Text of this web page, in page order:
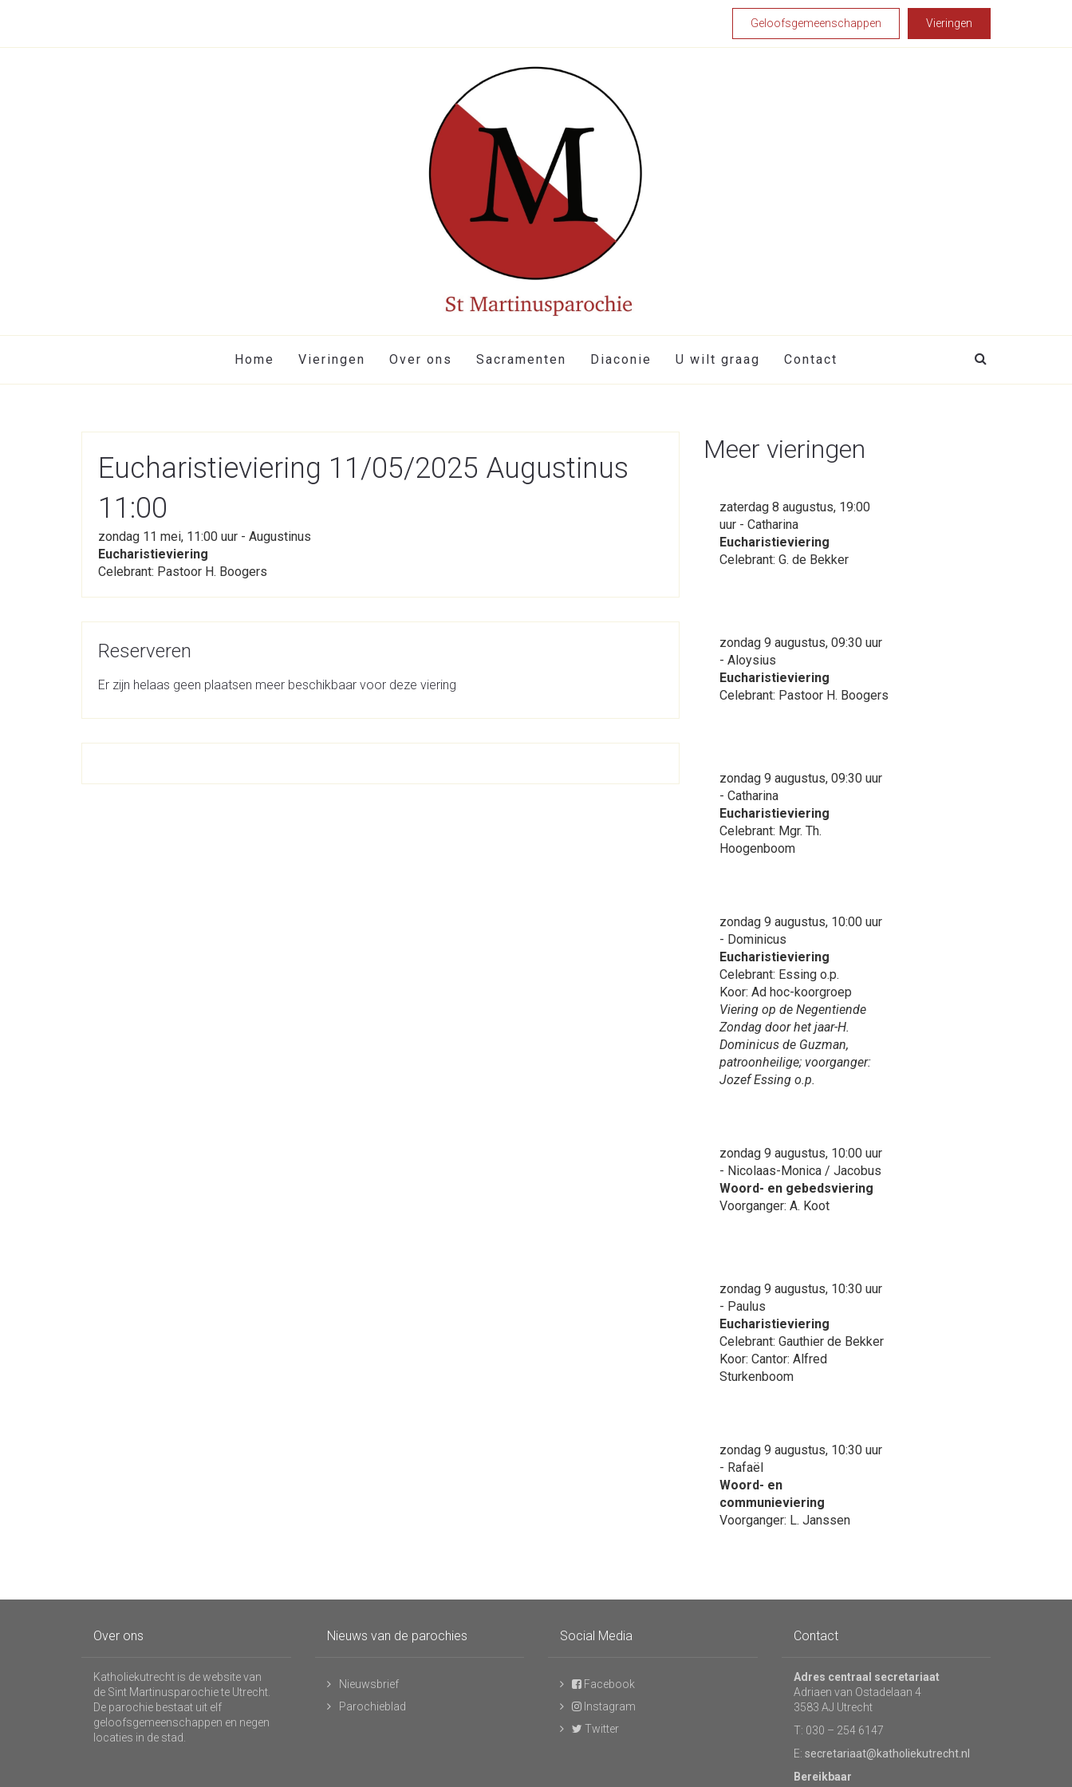
Geloofsgemeenschappen Vieringen
Home Vieringen Over ons Sacramenten Diaconie U wilt graag Contact
Eucharistieviering 11/05/2025 Augustinus
11:00
zondag 11 mei, 11:00 uur - Augustinus
Eucharistieviering
Celebrant: Pastoor H. Boogers
Reserveren
Er zijn helaas geen plaatsen meer beschikbaar voor deze viering
Meer vieringen
zaterdag 8 augustus, 19:00
uur - Catharina
Eucharistieviering
Celebrant: G. de Bekker
zondag 9 augustus, 09:30 uur
- Aloysius
Eucharistieviering
Celebrant: Pastoor H. Boogers
zondag 9 augustus, 09:30 uur
- Catharina
Eucharistieviering
Celebrant: Mgr. Th.
Hoogenboom
zondag 9 augustus, 10:00 uur
- Dominicus
Eucharistieviering
Celebrant: Essing o.p.
Koor: Ad hoc-koorgroep
Viering op de Negentiende
Zondag door het jaar-H.
Dominicus de Guzman,
patroonheilige; voorganger:
Jozef Essing o.p.
zondag 9 augustus, 10:00 uur
- Nicolaas-Monica / Jacobus
Woord- en gebedsviering
Voorganger: A. Koot
zondag 9 augustus, 10:30 uur
- Paulus
Eucharistieviering
Celebrant: Gauthier de Bekker
Koor: Cantor: Alfred
Sturkenboom
zondag 9 augustus, 10:30 uur
- Rafaël
Woord- en
communieviering
Voorganger: L. Janssen
Over ons
Katholiekutrecht is de website van
de Sint Martinusparochie te Utrecht.
De parochie bestaat uit elf
geloofsgemeenschappen en negen
locaties in de stad.
Nieuws van de parochies
Nieuwsbrief
Parochieblad
Social Media
Facebook
Instagram
Twitter
Contact
Adres centraal secretariaat
Adriaen van Ostadelaan 4
3583 AJ Utrecht
T: 030 – 254 6147
E: secretariaat@katholiekutrecht.nl
Bereikbaar